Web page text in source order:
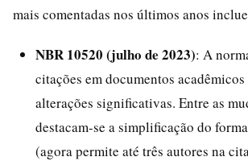
mais comentadas nos últimos anos
NBR 10520 (julho de 2023): A
citações em documentos
alterações significativas. Entre as
destacam-se a simplificação do
(agora permite até três autores na